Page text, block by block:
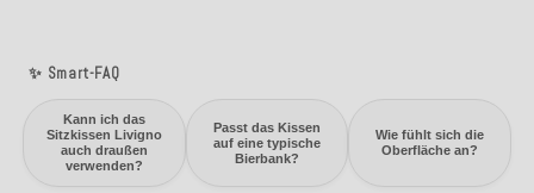
✨ Smart-FAQ
Kann ich das
Sitzkissen Livigno
auch draußen
verwenden?
Passt das Kissen
auf eine typische
Bierbank?
Wie fühlt sich die
Oberfläche an?